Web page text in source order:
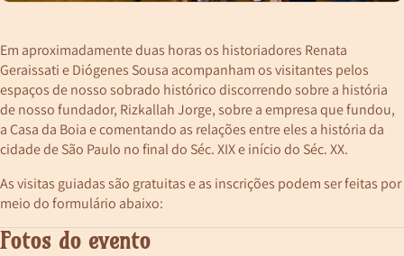
Em aproximadamente duas horas os historiadores Renata
Geraissati e Diógenes Sousa acompanham os visitantes pelos
espaços de nosso sobrado histórico discorrendo sobre a história
de nosso fundador, Rizkallah Jorge, sobre a empresa que fundou,
a Casa da Boia e comentando as relações entre eles a história da
cidade de São Paulo no final do Séc. XIX e início do Séc. XX.
As visitas guiadas são gratuitas e as inscrições podem ser feitas por
meio do formulário abaixo:
Fotos do evento